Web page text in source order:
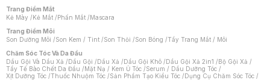
Trang Điểm Mắt
Kẻ Mày /Kẻ Mắt /Phấn Mắt /Mascara
Trang Điểm Môi
Son Dưỡng Môi /Son Kem / Tint /Son Thỏi /Son Bóng /Tẩy Trang Mắt / Môi
Chăm Sóc Tóc Và Da Đầu
Dầu Gội Và Dầu Xả /Dầu Gội /Dầu Xả /Dầu Gội Khô /Dầu Gội Xả 2in1 /Bộ Gội Xả /
Tẩy Tế Bào Chết Da Đầu /Mặt Nạ / Kem Ủ Tóc /Serum / Dầu Dưỡng Tóc /
Xịt Dưỡng Tóc /Thuốc Nhuộm Tóc /Sản Phẩm Tạo Kiểu Tóc /Dụng Cụ Chăm Sóc Tóc /